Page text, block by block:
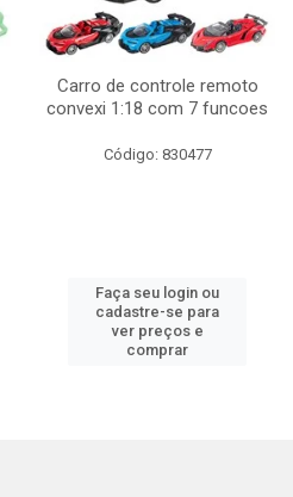
Carro de controle remoto
convexi 1:18 com 7 funcoes
Código: 830477
Faça seu login ou
cadastre-se para
ver preços e
comprar